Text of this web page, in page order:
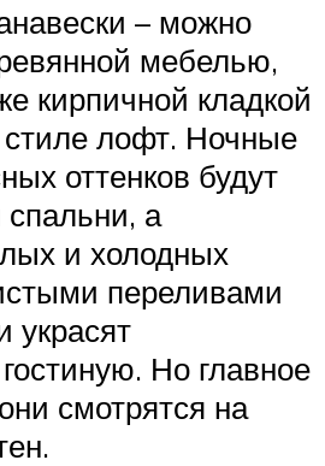
– можно
мебелью,
кирпичной кладкой
стиле лофт. Ночные
оттенков будут
а
и холодных
переливами
украсят
Но главное
смотрятся на